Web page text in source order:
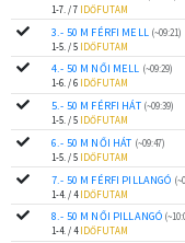
1-7. / 7 IDŐFUTAM
3.- 50 M FÉRFI MELL (~09:21)
1-5. / 5 IDŐFUTAM
4.- 50 M NŐI MELL (~09:29)
1-6. / 6 IDŐFUTAM
5.- 50 M FÉRFI HÁT (~09:39)
1-5. / 5 IDŐFUTAM
6.- 50 M NŐI HÁT (~09:47)
1-5. / 5 IDŐFUTAM
7.- 50 M FÉRFI PILLANGÓ
1-4. / 4IDŐFUTAM
8.- 50 M NŐI PILLANGÓ
1-4. / 4 IDŐFUTAM